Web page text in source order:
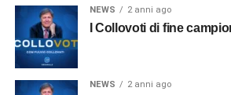
NEWS 2 anni ago
I Collovoti di fine
NEWS 2 anni ago